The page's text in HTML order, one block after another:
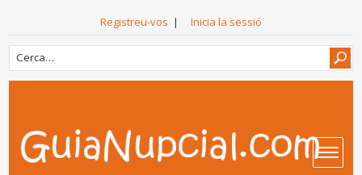
Registreu-vos | Inicia la sessió